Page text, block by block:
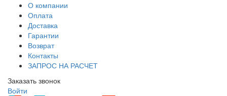
О компании
Оплата
Доставка
Гарантии
Возврат
Контакты
ЗАПРОС НА РАСЧЕТ
Заказать звонок
Войти